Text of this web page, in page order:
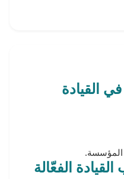
القيادة
المؤسسة.
الفعّالة